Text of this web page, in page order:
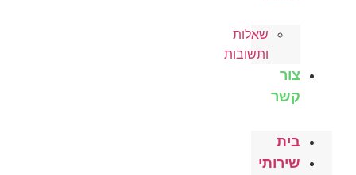
שאלות
ותשובות
צור
קשר
בית
שירותי